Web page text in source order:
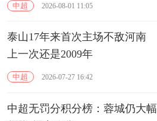
中超 2026-08-01 11:05
泰山17年来首次主场不敌河南
上一次还是2009年
中超 2026-07-27 16:42
中超无罚分积分榜：蓉城仍大幅